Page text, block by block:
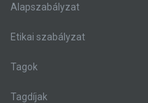
Alapszabályzat
Etikai szabályzat
Tagok
Tagdíjak